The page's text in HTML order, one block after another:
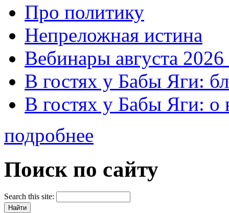
Про политику
Непреложная истина
Вебинары августа 2026
В гостях у Бабы Яги:
В гостях у Бабы Яги:
подробнее
Поиск по сайту
Search this site: